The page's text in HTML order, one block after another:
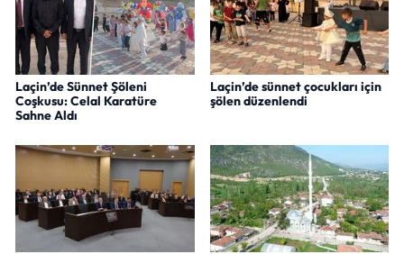
Laçin’de Sünnet Şöleni
Coşkusu: Celal Karatüre
Sahne Aldı
Laçin’de sünnet çocukları için
şölen düzenlendi